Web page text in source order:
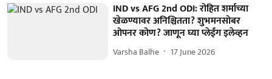
IND vs AFG 2nd ODI: रोहित शर्माच्या
खेळण्यावर अनिश्चितता? शुभमनसोबर
ओपनर कोण? जाणून घ्या प्लेईंग इलेव्हन
Varsha Balhe 17 June 2026